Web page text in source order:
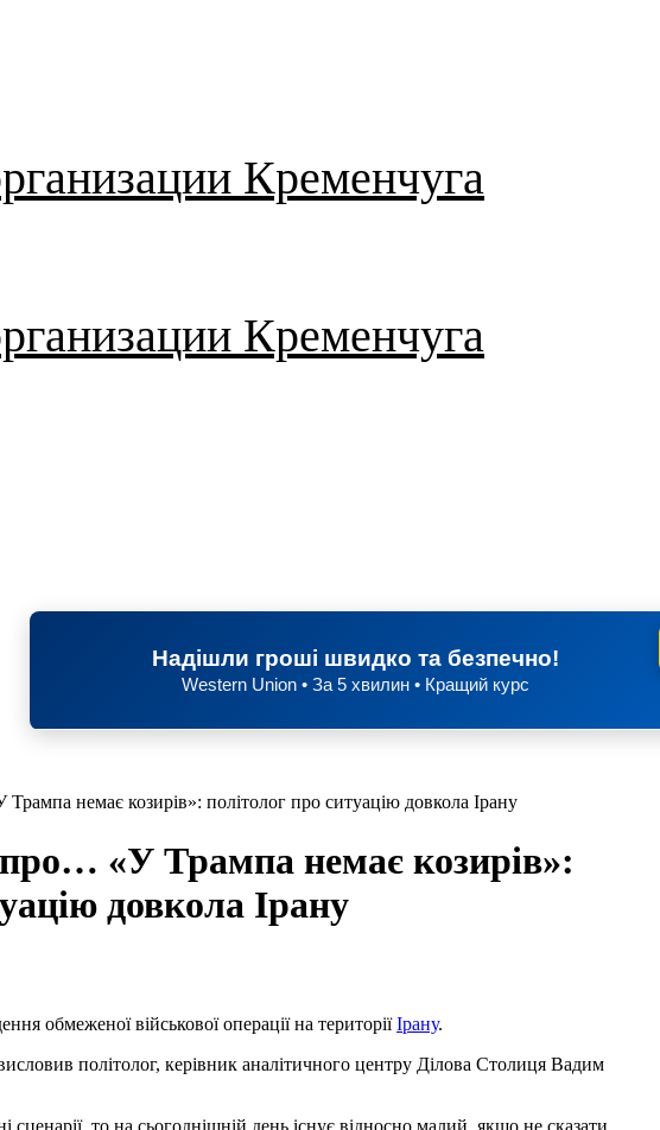
Кременчуга
Кременчуга
Надішли гроші швидко та безпечно!
Western Union • За 5 хвилин • Кращий курс
немає козирів»: політолог про ситуацію довкола Ірану
«У Трампа немає козирів»:
довкола Ірану
обмеженої військової операції на територіїІрану.
політолог, керівник аналітичного центру Ділова Столиця Вадим
то на сьогоднішній день існує відносно малий, якщо не сказати